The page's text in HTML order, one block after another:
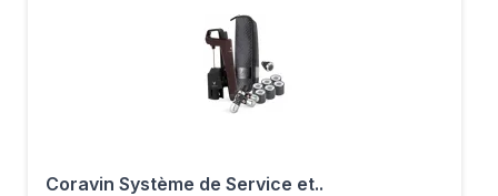
Coravin Système de Service et..